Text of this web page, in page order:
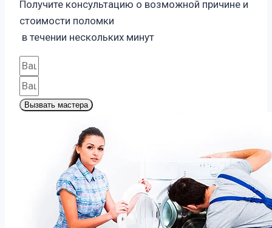
Получите консультацию о возможной причине и
стоимости поломки
в течении нескольких минут
Вызвать мастера